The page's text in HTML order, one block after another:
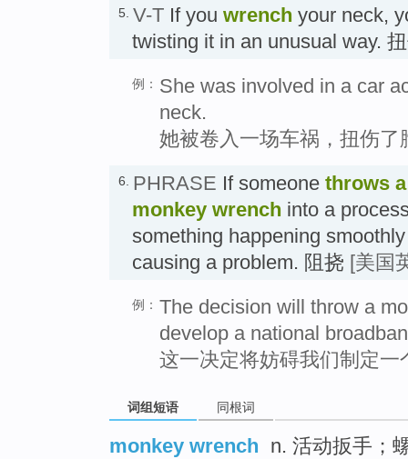
5. V-T If you wrench your neck,
twisting it in an unusual way.
例： She was involved in a car
neck.
她被卷入一场车祸，扭伤了
6. PHRASE If someone throws
monkey wrench into a
something happening
causing a problem. 阻挠 [美国
例： The decision will throw a
develop a national
这一决定将妨碍我们制定
词组短语 同根词
monkey wrench n. 活动扳手；